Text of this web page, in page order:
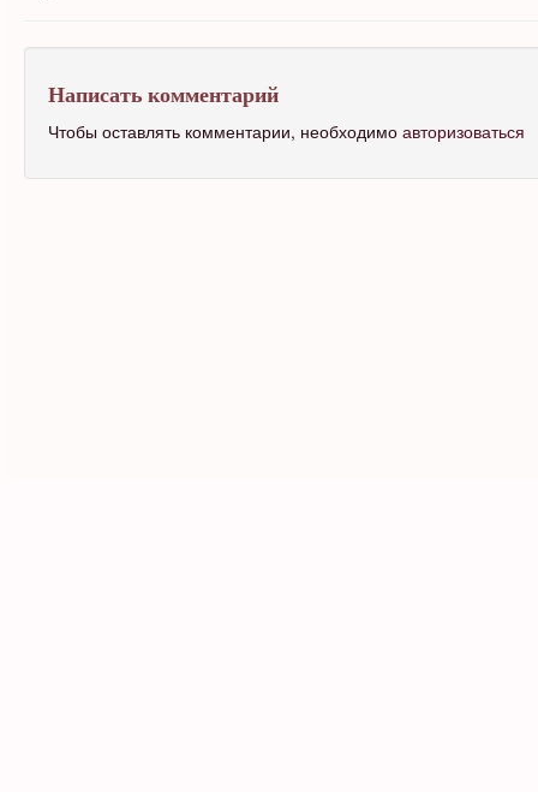
Написать комментарий
Чтобы оставлять комментарии, необходимо авторизоваться